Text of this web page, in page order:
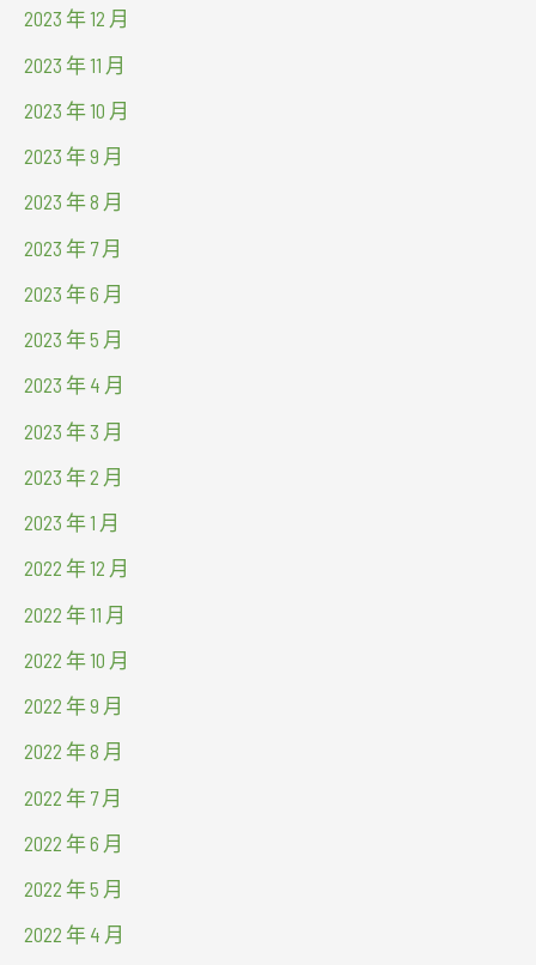
2023 年 12 月
2023 年 11 月
2023 年 10 月
2023 年 9 月
2023 年 8 月
2023 年 7 月
2023 年 6 月
2023 年 5 月
2023 年 4 月
2023 年 3 月
2023 年 2 月
2023 年 1 月
2022 年 12 月
2022 年 11 月
2022 年 10 月
2022 年 9 月
2022 年 8 月
2022 年 7 月
2022 年 6 月
2022 年 5 月
2022 年 4 月